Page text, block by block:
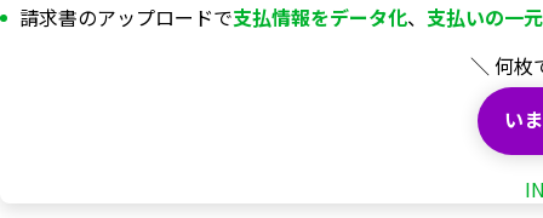
請求書のアップロードで支払情報をデータ化、 支払いの一
＼ 何枚
い